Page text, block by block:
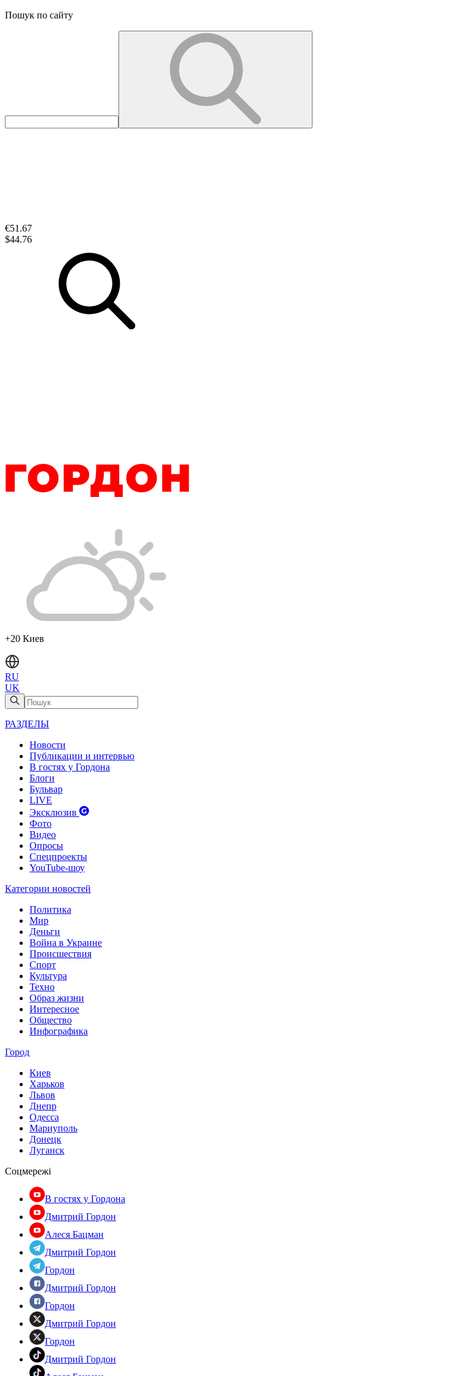
Пошук по сайту
€51.67
$44.76
+20 Киев
RU
UK
РАЗДЕЛЫ
Новости
Публикации и интервью
В гостях у Гордона
Блоги
Бульвар
LIVE
Эксклюзив
Фото
Видео
Опросы
Спецпроекты
YouTube-шоу
Категории новостей
Политика
Мир
Деньги
Война в Украине
Происшествия
Спорт
Культура
Техно
Образ жизни
Интересное
Общество
Инфографика
Город
Киев
Харьков
Львов
Днепр
Одесса
Мариуполь
Донецк
Луганск
Соцмережі
В гостях у Гордона
Дмитрий Гордон
Алеся Бацман
Дмитрий Гордон
Гордон
Дмитрий Гордон
Гордон
Дмитрий Гордон
Гордон
Дмитрий Гордон